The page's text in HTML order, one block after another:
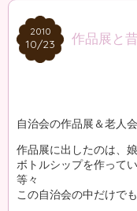
2010
10/23
2010
10/23 作品展と
自治会の作品展＆老人
作品展に出したのは、
ボトルシップを作って
等々
この自治会の中だけで